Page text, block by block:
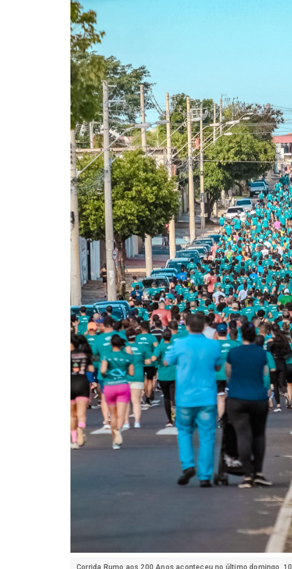
Corrida Rumo aos 200 Anos aconteceu no último domingo, 10